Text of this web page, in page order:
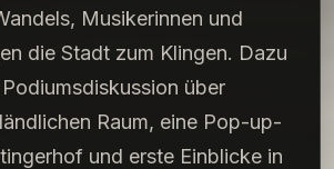
Musikerinnen und
die Stadt zum Klingen. Dazu
über
Raum, eine Pop-up-
und erste Einblicke in